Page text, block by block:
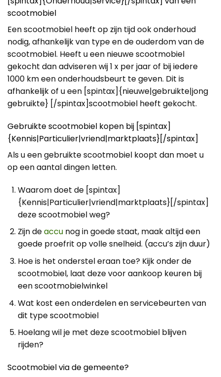
scootmobiel
Een scootmobiel heeft op zijn tijd ook onderhoud
nodig, afhankelijk van type en de ouderdom van de
scootmobiel. Heeft u een nieuwe scootmobiel
gekocht dan adviseren wij 1 x per jaar of bij iedere
1000 km een onderhoudsbeurt te geven. Dit is
afhankelijk of u een [spintax]{nieuwe|gebruikte|jong
gebruikte} [/spintax]scootmobiel heeft gekocht.
Gebruikte scootmobiel kopen bij [spintax]
{Kennis|Particulier|vriend|marktplaats}[/spintax]
Als u een gebruikte scootmobiel koopt dan moet u
op een aantal dingen letten.
Waarom doet de [spintax]
{Kennis|Particulier|vriend|marktplaats}[/spintax]
deze scootmobiel weg?
Zijn deaccunog in goede staat, maak altijd een
goede proefrit op volle snelheid. (accu’s zijn duur)
Hoe is het onderstel eraan toe? Kijk onder de
scootmobiel, laat deze voor aankoop keuren bij
een scootmobielwinkel
Wat kost een onderdelen en servicebeurten van
dit type scootmobiel
Hoelang wil je met deze scootmobiel blijven
rijden?
Scootmobiel via de gemeente?